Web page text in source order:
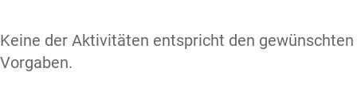
Keine der Aktivitäten entspricht den gewünschten
Vorgaben.